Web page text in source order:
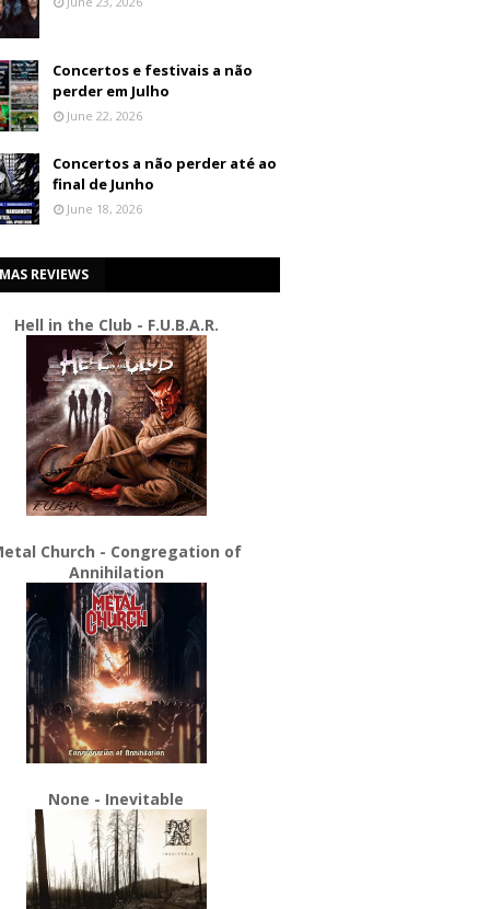
Concertos e festivais a não
perder em Julho
June 22, 2026
Concertos a não perder até ao
final de Junho
June 18, 2026
REVIEWS
Hell in the Club - F.U.B.A.R.
Church - Congregation of
Annihilation
None - Inevitable